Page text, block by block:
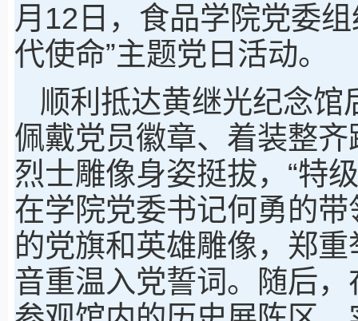
月12日，食品学院党委
代使命”主题党日活动。
顺利抵达黄继光纪念
佩戴党员徽章、着装整
烈士雕像身姿挺拔，“特
在学院党委书记何勇的
的党旗和英雄雕像，郑
音重温入党誓词。随后